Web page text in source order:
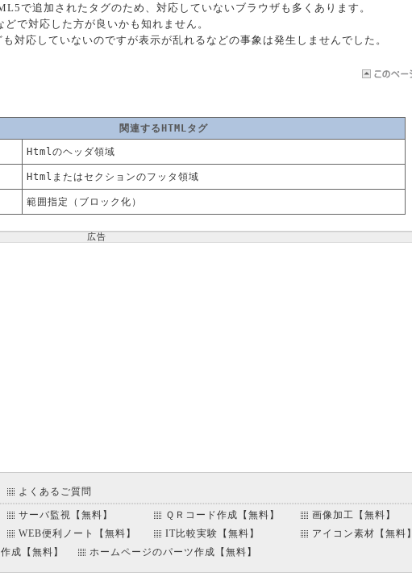
で追加されたタグのため、対応していないブラウザも多くあります。
で対応した方が良いかも知れません。
対応していないのですが表示が乱れるなどの事象は発生しませんでした。
関連するHTMLタグ
Htmlのヘッダ領域
Htmlまたはセクションのフッタ領域
範囲指定（ブロック化）
広告
よくあるご質問
サーバ監視【無料】 ＱＲコード作成【無料】
画像加工【無料】
WEB便利ノート【無料】 IT比較実験【無料】
アイコン素材【無料】
成【無料】
ホームページのパーツ作成【無料】